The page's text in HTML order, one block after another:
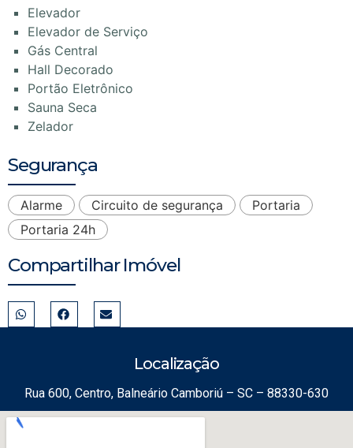
Elevador
Elevador de Serviço
Gás Central
Hall Decorado
Portão Eletrônico
Sauna Seca
Zelador
Segurança
Alarme Circuito de segurança
Portaria
Portaria 24h
Compartilhar Imóvel
Localização
Rua 600, Centro, Balneário Camboriú – SC – 88330-630